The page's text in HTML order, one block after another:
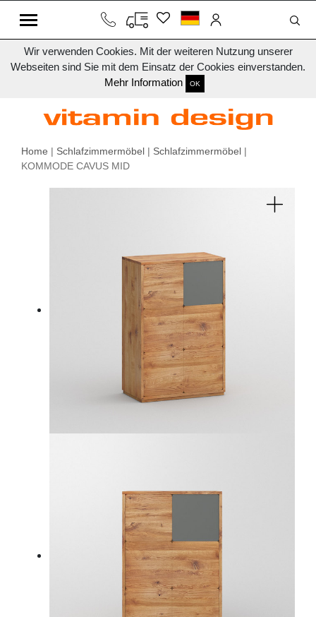
Wir verwenden Cookies. Mit der weiteren Nutzung unserer
Webseiten sind Sie mit dem Einsatz der Cookies einverstanden.
Mehr Information
OK
Home | Schlafzimmermöbel | Schlafzimmermöbel |
KOMMODE CAVUS MID